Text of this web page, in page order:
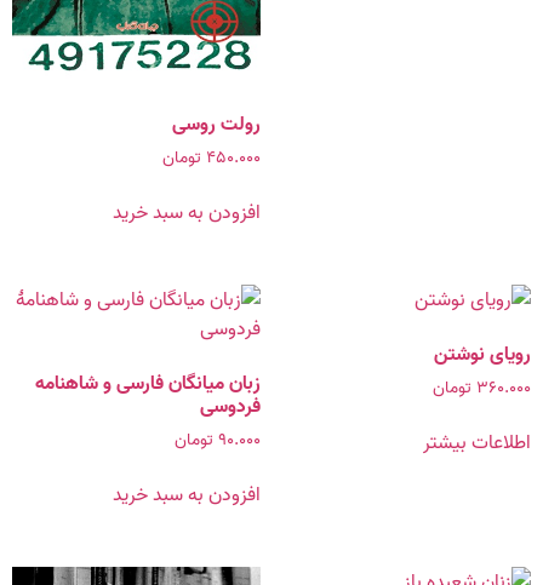
رولت روسی
۴۵۰.۰۰۰ تومان
افزودن به سبد خرید
رویاى نوشتن‏
۳۶۰.۰۰۰ تومان
اطلاعات بیشتر
زبان میانگان فارسی و شاهنامه
فردوسی
۹۰.۰۰۰ تومان
افزودن به سبد خرید